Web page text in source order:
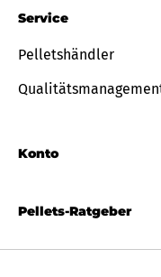
Pellets-Ratgeber
Service
Pelletshändler
Konto